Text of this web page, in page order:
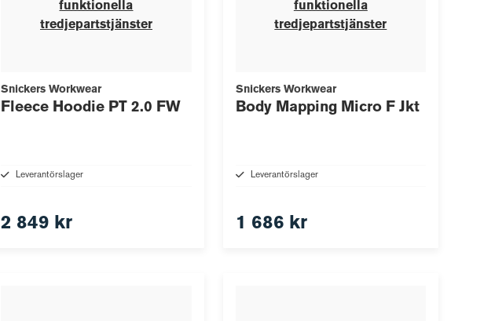
funktionella
tredjepartstjänster
Snickers Workwear
Fleece Hoodie PT 2.0 FW
Leverantörslager
2 849 kr
funktionella
tredjepartstjänster
Snickers Workwear
Body Mapping Micro F Jkt
Leverantörslager
1 686 kr